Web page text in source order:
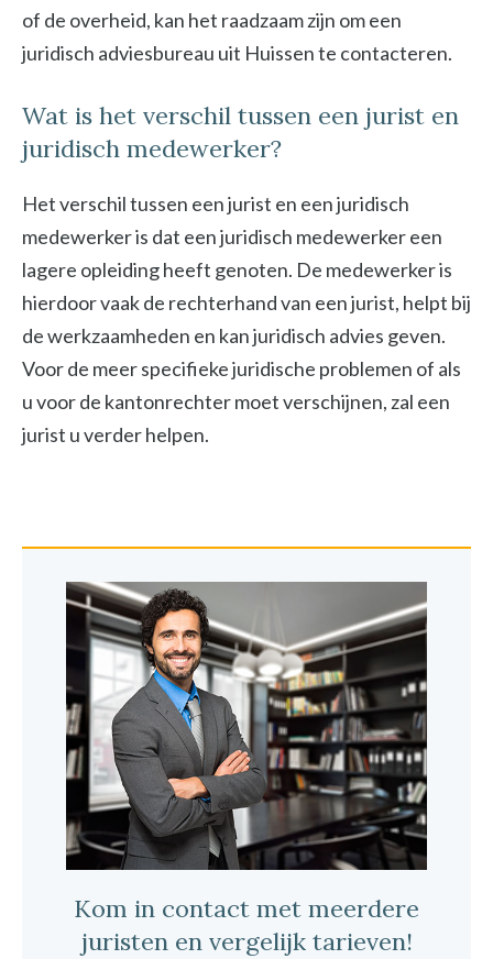
of de overheid, kan het raadzaam zijn om een
juridisch adviesbureau uit Huissen te contacteren.
Wat is het verschil tussen een jurist en
juridisch medewerker?
Het verschil tussen een jurist en een juridisch
medewerker is dat een juridisch medewerker een
lagere opleiding heeft genoten. De medewerker is
hierdoor vaak de rechterhand van een jurist, helpt bij
de werkzaamheden en kan juridisch advies geven.
Voor de meer specifieke juridische problemen of als
u voor de kantonrechter moet verschijnen, zal een
jurist u verder helpen.
Kom in contact met meerdere
juristen en vergelijk tarieven!